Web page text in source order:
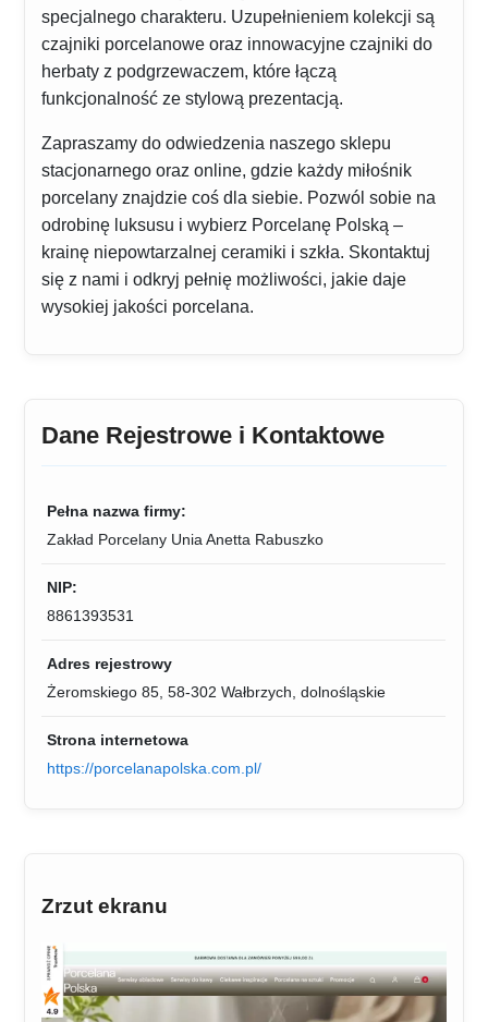
specjalnego charakteru. Uzupełnieniem kolekcji są
czajniki porcelanowe oraz innowacyjne czajniki do
herbaty z podgrzewaczem, które łączą
funkcjonalność ze stylową prezentacją.
Zapraszamy do odwiedzenia naszego sklepu
stacjonarnego oraz online, gdzie każdy miłośnik
porcelany znajdzie coś dla siebie. Pozwól sobie na
odrobinę luksusu i wybierz Porcelanę Polską –
krainę niepowtarzalnej ceramiki i szkła. Skontaktuj
się z nami i odkryj pełnię możliwości, jakie daje
wysokiej jakości porcelana.
Dane Rejestrowe i Kontaktowe
Pełna nazwa firmy:
Zakład Porcelany Unia Anetta Rabuszko
NIP:
8861393531
Adres rejestrowy
Żeromskiego 85, 58-302 Wałbrzych, dolnośląskie
Strona internetowa
https://porcelanapolska.com.pl/
Zrzut ekranu